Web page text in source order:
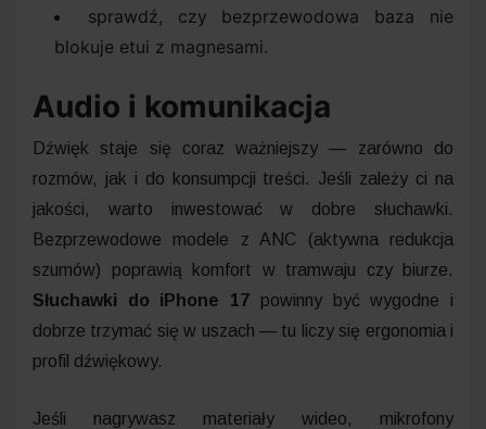
sprawdź, czy bezprzewodowa baza nie
blokuje etui z magnesami.
Audio i komunikacja
Dźwięk staje się coraz ważniejszy — zarówno do
rozmów, jak i do konsumpcji treści. Jeśli zależy ci na
jakości, warto inwestować w dobre słuchawki.
Bezprzewodowe modele z ANC (aktywna redukcja
szumów) poprawią komfort w tramwaju czy biurze.
Słuchawki do iPhone 17 powinny być wygodne i
dobrze trzymać się w uszach — tu liczy się ergonomia i
profil dźwiękowy.
Jeśli nagrywasz materiały wideo, mikrofony